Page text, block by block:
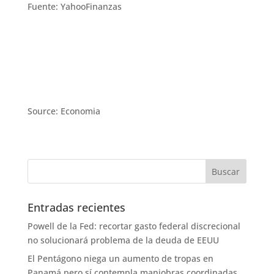
Fuente: YahooFinanzas
Source: Economia
Entradas recientes
Powell de la Fed: recortar gasto federal discrecional
no solucionará problema de la deuda de EEUU
El Pentágono niega un aumento de tropas en